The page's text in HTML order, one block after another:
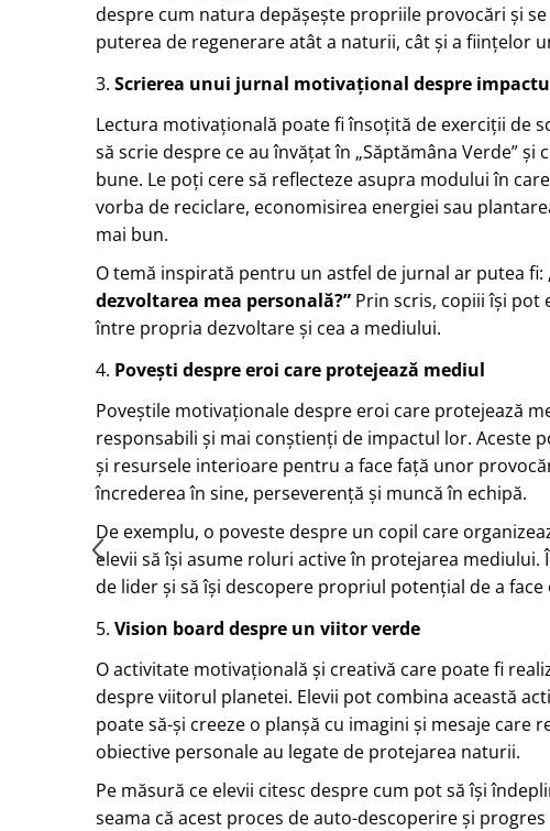
despre cum natura depășește propriile provocări și
puterea de regenerare atât a naturii, cât și a ființelor
3. Scrierea unui jurnal motivațional despre
Lectura motivațională poate fi însoțită de exerciții de
să scrie despre ce au învățat în „Săptămâna Verde”
bune. Le poți cere să reflecteze asupra modului în
vorba de reciclare, economisirea energiei sau
mai bun.
O temă inspirată pentru un astfel de jurnal ar putea fi:
dezvoltarea mea personală?” Prin scris, copiii își
între propria dezvoltare și cea a mediului.
4. Povești despre eroi care protejează mediul
Poveștile motivaționale despre eroi care protejează
responsabili și mai conștienți de impactul lor. Aceste
și resursele interioare pentru a face față unor
încrederea în sine, perseverență și muncă în echipă.
De exemplu, o poveste despre un copil care
elevii să își asume roluri active în protejarea
de lider și să își descopere propriul potențial de a face
5. Vision board despre un viitor verde
O activitate motivațională și creativă care poate fi
despre viitorul planetei. Elevii pot combina această
poate să-și creeze o planșă cu imagini și mesaje
obiective personale au legate de protejarea naturii.
Pe măsură ce elevii citesc despre cum pot să își
seama că acest proces de auto-descoperire și